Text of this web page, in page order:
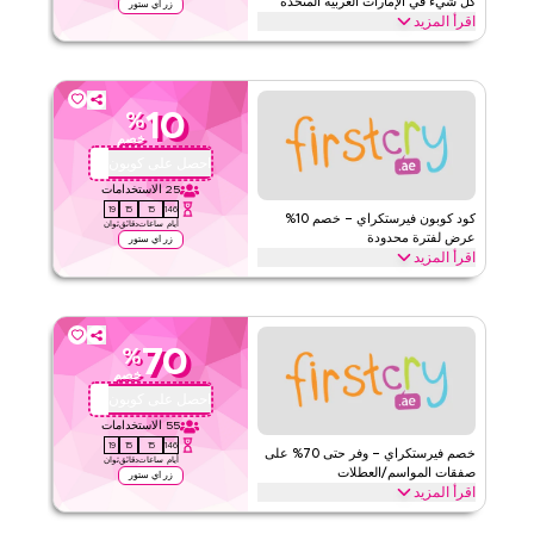
كل شيء في الإمارات العربية المتحدة
اقرأ المزيد
زر اي ستور
وفّر 10% فورًا مع هذا كود فيرستكراي على كل شيء. فعّل الآن للحصول
أثاث الحضانة، رعاية الأمومة، والمزيد
فيرست كراي الأحكام والشروط
الحد الأدنى للطلب
ويب/تطبيق
الفئات
على مستوى الموقع
كود كوبون فيرستكراي – خصم 10%
عرض لفترة محدودة
اقرأ المزيد
10
%
خصم
احصل على كوبون
25 الاستخدامات
146
أيام
15
ساعات
15
دقائق
19
ثوان
زر اي ستور
احصل على خصم 10% عبر جميع الفئات مع هذا كود برومو فيرستكراي
طلب
فيرست كراي الأحكام والشروط
الحد الأدنى للطلب
ويب/تطبيق
الفئات
على مستوى الموقعخصم فيرستكراي – وفر حتى 70% على
صفقات المواسم/العطلات
اقرأ المزيد
70
%
خصم
احصل على كوبون
55 الاستخدامات
146
أيام
15
ساعات
15
دقائق
19
ثوان
زر اي ستور
وفّر حتى 70% مع هذا كود كوبون فيرستكراي خلال المواسم الاحتفالية، بما